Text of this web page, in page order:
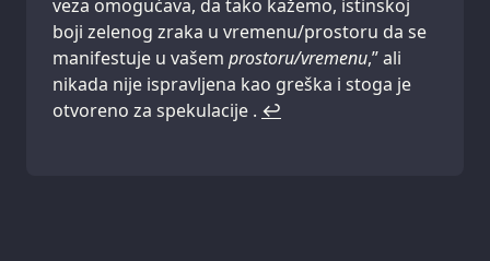
veza omogućava, da tako kažemo, istinskoj
boji zelenog zraka u vremenu/prostoru da se
manifestuje u vašem prostoru/vremenu,” ali
nikada nije ispravljena kao greška i stoga je
otvoreno za spekulacije . ↩